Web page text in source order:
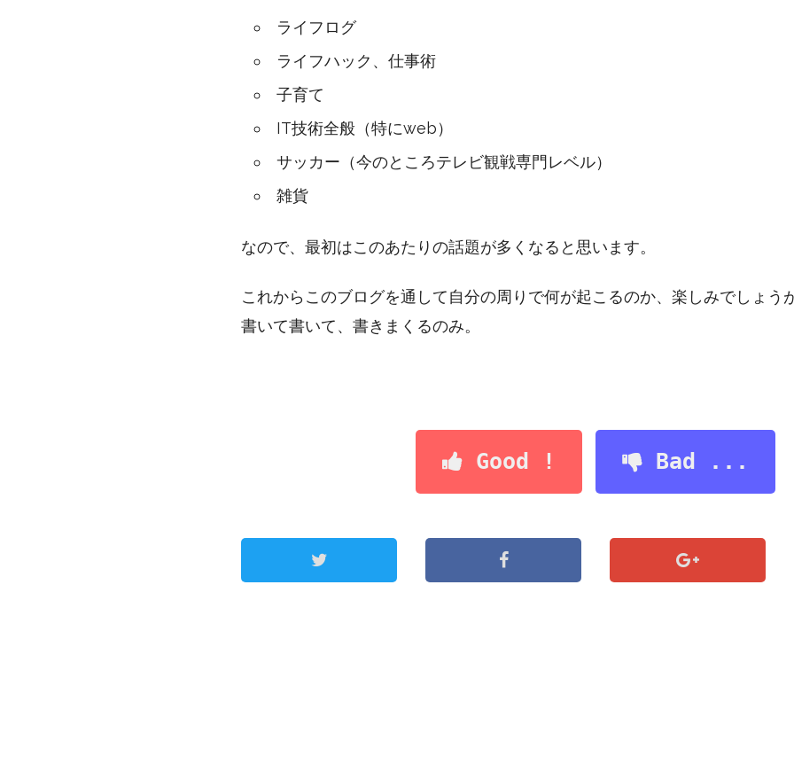
ライフログ
ライフハック、仕事術
子育て
IT技術全般（特にweb）
サッカー（今のところテレビ観戦専門レベル）
雑貨
なので、最初はこのあたりの話題が多くなると思います。
これからこのブログを通して自分の周りで何が起こるのか、楽しみでしょう
書いて書いて、書きまくるのみ。
Good ! Bad ...